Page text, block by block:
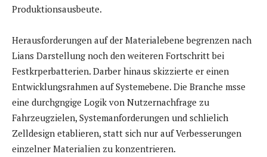
Produktionsausbeute.
Herausforderungen auf der Materialebene begrenzen nach
Lians Darstellung noch den weiteren Fortschritt bei
Festkrperbatterien. Darber hinaus skizzierte er einen
Entwicklungsrahmen auf Systemebene. Die Branche msse
eine durchgngige Logik von Nutzernachfrage zu
Fahrzeugzielen, Systemanforderungen und schlielich
Zelldesign etablieren, statt sich nur auf Verbesserungen
einzelner Materialien zu konzentrieren.